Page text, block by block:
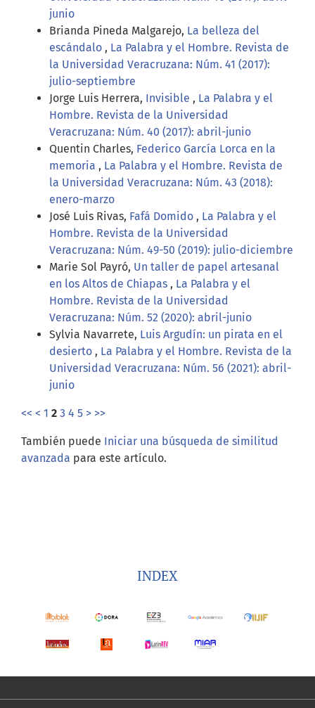
junio
Brianda Pineda Malgarejo, La belleza del
escándalo , La Palabra y el Hombre. Revista de
la Universidad Veracruzana: Núm. 41 (2017):
julio-septiembre
Jorge Luis Herrera, Invisible , La Palabra y el
Hombre. Revista de la Universidad
Veracruzana: Núm. 40 (2017): abril-junio
Quentin Charles, Federico García Lorca en la
memoria , La Palabra y el Hombre. Revista de
la Universidad Veracruzana: Núm. 43 (2018):
enero-marzo
José Luis Rivas, Fafá Domido , La Palabra y el
Hombre. Revista de la Universidad
Veracruzana: Núm. 49-50 (2019): julio-diciembre
Marie Sol Payró, Un taller de papel artesanal
en los Altos de Chiapas , La Palabra y el
Hombre. Revista de la Universidad
Veracruzana: Núm. 52 (2020): abril-junio
Sylvia Navarrete, Luis Argudín: un pirata en el
desierto , La Palabra y el Hombre. Revista de la
Universidad Veracruzana: Núm. 56 (2021): abril-
junio
<< < 1 2 3 4 5 > >>
También puede Iniciar una búsqueda de similitud
avanzada para este artículo.
INDEX